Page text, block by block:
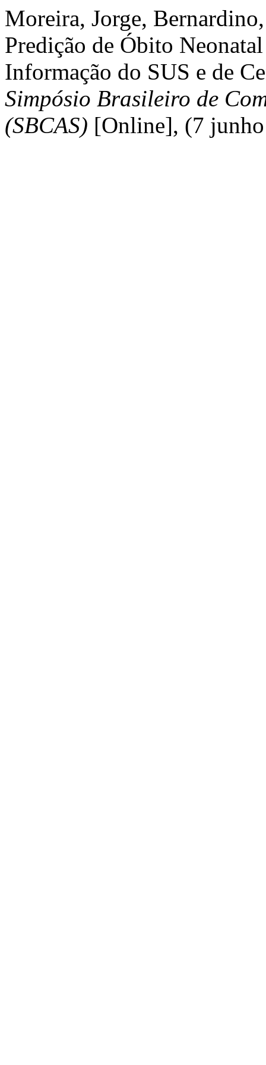
Moreira, Jorge,
Predição de Óbito
Informação do SUS e de
Simpósio Brasileiro de
(SBCAS) [Online], (7